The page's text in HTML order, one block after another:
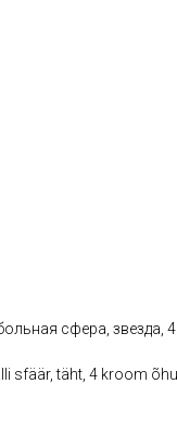
сфера,
sfäär, täht, 4 kroom